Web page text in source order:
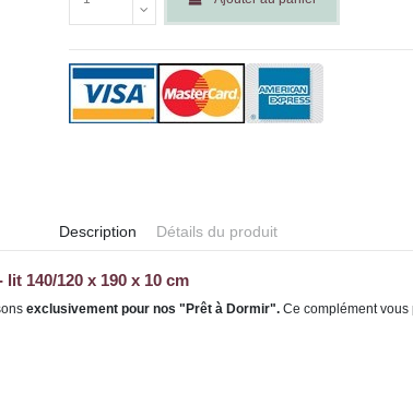
Description Détails du produit
140/120 x 190 x 10 cm
exclusivement pour nos "Prêt à Dormir". Ce complément